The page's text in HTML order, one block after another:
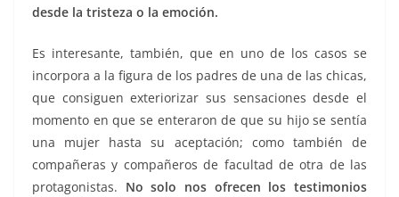
desde la tristeza o la emoción.
Es interesante, también, que en uno de los casos se
incorpora a la figura de los padres de una de las chicas,
que consiguen exteriorizar sus sensaciones desde el
momento en que se enteraron de que su hijo se sentía
una mujer hasta su aceptación; como también de
compañeras y compañeros de facultad de otra de las
protagonistas. No solo nos ofrecen los testimonios